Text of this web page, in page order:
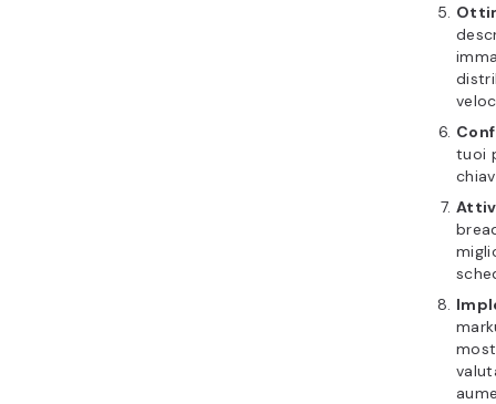
tuoi